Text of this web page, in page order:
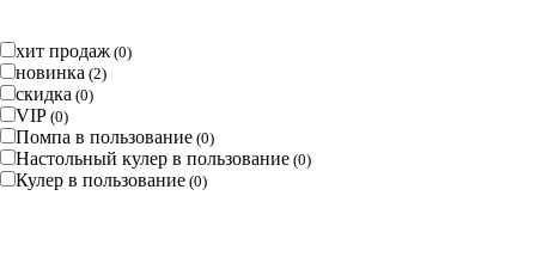
хит продаж (0)
новинка (2)
скидка (0)
VIP (0)
Помпа в пользование (0)
Настольный кулер в пользование (0)
Кулер в пользование (0)